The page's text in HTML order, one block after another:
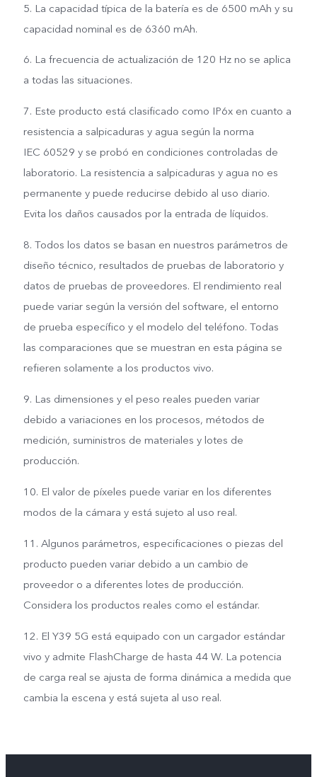
5. La capacidad típica de la batería es de 6500 mAh y su
capacidad nominal es de 6360 mAh.
6. La frecuencia de actualización de 120 Hz no se aplica
a todas las situaciones.
7. Este producto está clasificado como IP6x en cuanto a
resistencia a salpicaduras y agua según la norma
IEC 60529 y se probó en condiciones controladas de
laboratorio. La resistencia a salpicaduras y agua no es
permanente y puede reducirse debido al uso diario.
Evita los daños causados por la entrada de líquidos.
8. Todos los datos se basan en nuestros parámetros de
diseño técnico, resultados de pruebas de laboratorio y
datos de pruebas de proveedores. El rendimiento real
puede variar según la versión del software, el entorno
de prueba específico y el modelo del teléfono. Todas
las comparaciones que se muestran en esta página se
refieren solamente a los productos vivo.
9. Las dimensiones y el peso reales pueden variar
debido a variaciones en los procesos, métodos de
medición, suministros de materiales y lotes de
producción.
10. El valor de píxeles puede variar en los diferentes
modos de la cámara y está sujeto al uso real.
11. Algunos parámetros, especificaciones o piezas del
producto pueden variar debido a un cambio de
proveedor o a diferentes lotes de producción.
Considera los productos reales como el estándar.
12. El Y39 5G está equipado con un cargador estándar
vivo y admite FlashCharge de hasta 44 W. La potencia
de carga real se ajusta de forma dinámica a medida que
cambia la escena y está sujeta al uso real.